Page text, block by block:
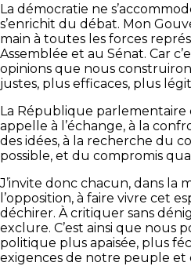
La démocratie ne
s’enrichit du débat. Mon
main à toutes les forces
Assemblée et au Sénat. Car
opinions que nous
justes, plus efficaces, plus
La République parlementaire
appelle à l’échange, à la
des idées, à la recherche du
possible, et du compromis
J’invite donc chacun, dans la
l’opposition, à faire vivre cet
déchirer. À critiquer sans
exclure. C’est ainsi que
politique plus apaisée, plus
exigences de notre peuple et